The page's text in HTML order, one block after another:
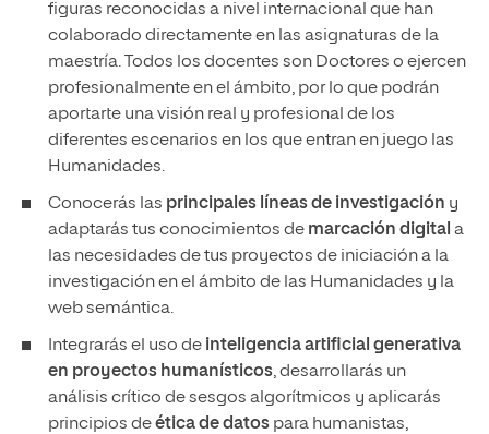
figuras reconocidas a nivel internacional que han
colaborado directamente en las asignaturas de la
maestría. Todos los docentes son Doctores o ejercen
profesionalmente en el ámbito, por lo que podrán
aportarte una visión real y profesional de los
diferentes escenarios en los que entran en juego las
Humanidades.
Conocerás las principales líneas de investigación y
adaptarás tus conocimientos de marcación digital a
las necesidades de tus proyectos de iniciación a la
investigación en el ámbito de las Humanidades y la
web semántica.
Integrarás el uso de inteligencia artificial generativa
en proyectos humanísticos, desarrollarás un
análisis crítico de sesgos algorítmicos y aplicarás
principios deética de datos para humanistas,